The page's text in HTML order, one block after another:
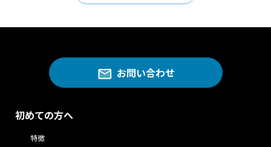
初めての方へ
特徴
お問い合わせ